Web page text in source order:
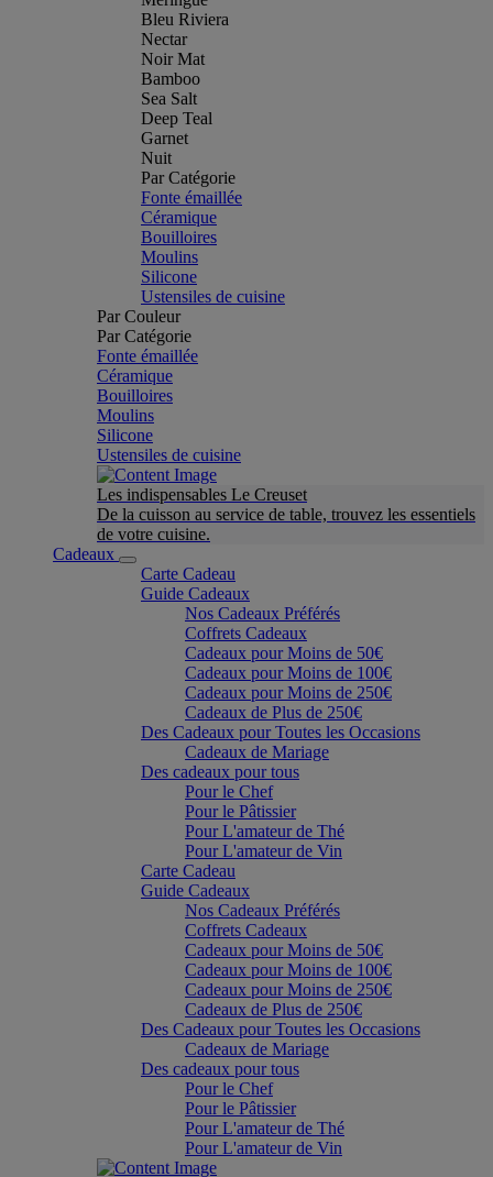
Bleu Riviera
Nectar
Noir Mat
Bamboo
Sea Salt
Deep Teal
Garnet
Nuit
Par Catégorie
Fonte émaillée
Céramique
Bouilloires
Moulins
Silicone
Ustensiles de cuisine
Par Couleur
Par Catégorie
Fonte émaillée
Céramique
Bouilloires
Moulins
Silicone
Ustensiles de cuisine
Les indispensables Le Creuset
De la cuisson au service de table, trouvez les essentiels
de votre cuisine.
Cadeaux
Carte Cadeau
Guide Cadeaux
Nos Cadeaux Préférés
Coffrets Cadeaux
Cadeaux pour Moins de 50€
Cadeaux pour Moins de 100€
Cadeaux pour Moins de 250€
Cadeaux de Plus de 250€
Des Cadeaux pour Toutes les Occasions
Cadeaux de Mariage
Des cadeaux pour tous
Pour le Chef
Pour le Pâtissier
Pour L'amateur de Thé
Pour L'amateur de Vin
Carte Cadeau
Guide Cadeaux
Nos Cadeaux Préférés
Coffrets Cadeaux
Cadeaux pour Moins de 50€
Cadeaux pour Moins de 100€
Cadeaux pour Moins de 250€
Cadeaux de Plus de 250€
Des Cadeaux pour Toutes les Occasions
Cadeaux de Mariage
Des cadeaux pour tous
Pour le Chef
Pour le Pâtissier
Pour L'amateur de Thé
Pour L'amateur de Vin